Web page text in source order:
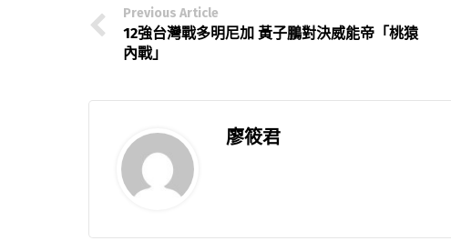
Previous Article
12強台灣戰多明尼加 黃子鵬對決威能帝「桃猿
內戰」
廖筱君